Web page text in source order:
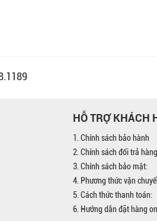
Hôm nay mình có ghé qua cửa hàng kính
Toàn, mua 1 cái rồi, nhân viên rất nhiệt tình,
HỖ TRỢ KHÁCH
1. Chính sách bảo hành
2. Chính sách đổi trả hàng
3. Chính sách bảo mật:
4. Phương thức vận
5. Cách thức thanh toán:
6. Hướng dẫn đặt hàng